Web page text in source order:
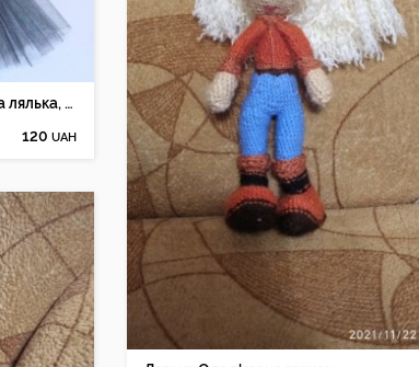
Лялька балерина, текстильна лялька, лялька тильда
120UAH